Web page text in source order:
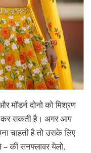
दोनो को मिश्रण
कर सकती है। अगर आप
चाहती है तो उसके लिए
की सनफ्लावर येलो,